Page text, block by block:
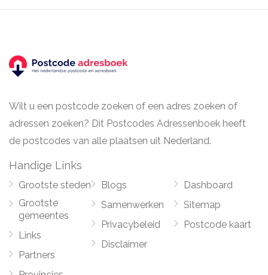
Wilt u een postcode zoeken of een adres zoeken of
adressen zoeken? Dit Postcodes Adressenboek heeft
de postcodes van alle plaatsen uit Nederland.
Handige Links
Grootste steden
Grootste
gemeentes
Links
Partners
Blogs
Samenwerken
Privacybeleid
Disclaimer
Dashboard
Sitemap
Postcode kaart